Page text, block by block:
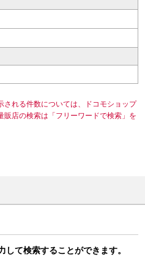
される件数については、ドコモショップ
店の検索は「フリーワードで検索」を
て検索することができます。